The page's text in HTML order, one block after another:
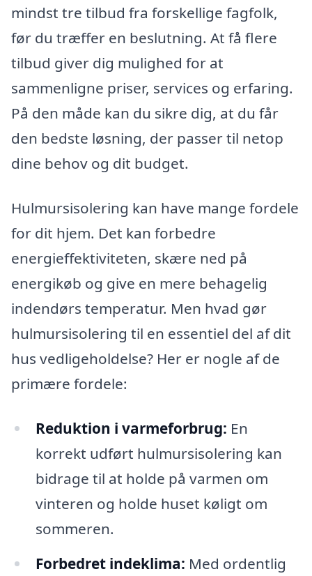
mindst tre tilbud fra forskellige fagfolk,
før du træffer en beslutning. At få flere
tilbud giver dig mulighed for at
sammenligne priser, services og erfaring.
På den måde kan du sikre dig, at du får
den bedste løsning, der passer til netop
dine behov og dit budget.
Hulmursisolering kan have mange fordele
for dit hjem. Det kan forbedre
energieffektiviteten, skære ned på
energikøb og give en mere behagelig
indendørs temperatur. Men hvad gør
hulmursisolering til en essentiel del af dit
hus vedligeholdelse? Her er nogle af de
primære fordele:
Reduktion i varmeforbrug: En
korrekt udført hulmursisolering kan
bidrage til at holde på varmen om
vinteren og holde huset køligt om
sommeren.
Forbedret indeklima: Med ordentlig